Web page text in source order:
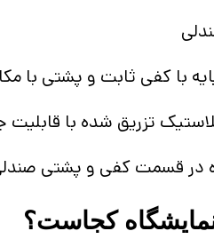
با کفی ثابت و پشتی با
تزریق شده با قابلیت
در قسمت کفی و پشتی
کجاست؟